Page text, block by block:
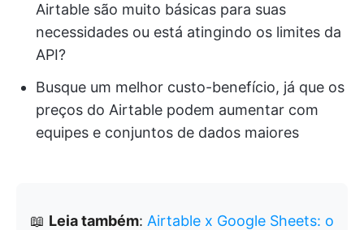
Airtable são muito básicas para suas
necessidades ou está atingindo os limites da
API?
Busque um melhor custo-benefício, já que os
preços do Airtable podem aumentar com
equipes e conjuntos de dados maiores
📖 Leia também: Airtable x Google Sheets: o